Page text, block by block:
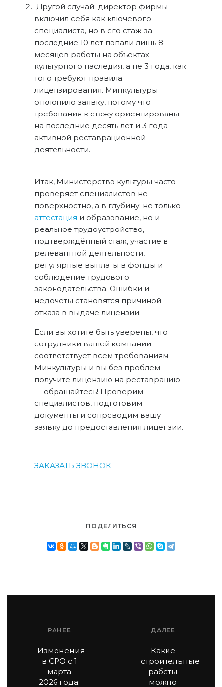
Другой случай: директор фирмы
включил себя как ключевого
специалиста, но в его стаж за
последние 10 лет попали лишь 8
месяцев работы на объектах
культурного наследия, а не 3 года, как
того требуют правила
лицензирования. Минкультуры
отклонило заявку, потому что
требования к стажу ориентированы
на последние десять лет и 3 года
активной реставрационной
деятельности.
Итак, Министерство культуры часто
проверяет специалистов не
поверхностно, а в глубину: не только
аттестация и образование, но и
реальное трудоустройство,
подтверждённый стаж, участие в
релевантной деятельности,
регулярные выплаты в фонды и
соблюдение трудового
законодательства. Ошибки и
недочёты становятся причиной
отказа в выдаче лицензии.
Если вы хотите быть уверены, что
сотрудники вашей компании
соответствует всем требованиям
Минкультуры и вы без проблем
получите лицензию на реставрацию
— обращайтесь! Проверим
специалистов, подготовим
документы и сопроводим вашу
заявку до предоставления лицензии.
ЗАКАЗАТЬ ЗВОНОК
ПОДЕЛИТЬСЯ
РАНЕЕ
Изменения
в СРО с 1
марта
2026 года:
ДАЛЕЕ
Какие
строительные
работы
можно